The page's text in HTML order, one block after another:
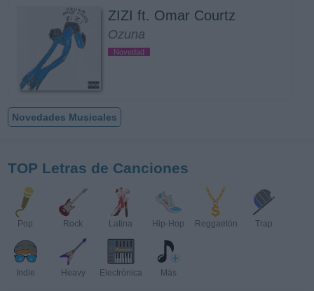
ZIZI ft. Omar Courtz
Ozuna
Novedad
Novedades Musicales
TOP Letras de Canciones
Pop Rock Latina Hip-Hop Reggaetón Trap
Indie Heavy Electrónica Más